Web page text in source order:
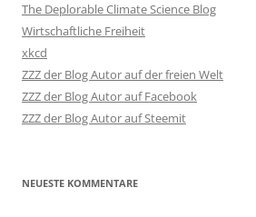
The Deplorable Climate Science Blog
Wirtschaftliche Freiheit
xkcd
ZZZ der Blog Autor auf der freien Welt
ZZZ der Blog Autor auf Facebook
ZZZ der Blog Autor auf Steemit
NEUESTE KOMMENTARE